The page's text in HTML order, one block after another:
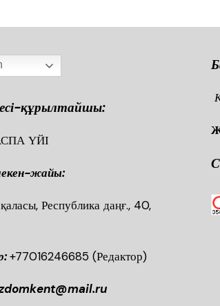
құрылтайшы:
ҮЙІ
жайы:
қаласы, Республика даңғ., 40,
+77016246685 (Редактор)